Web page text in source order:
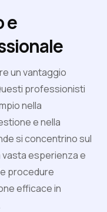
e
un vantaggio
professionisti
nella
e nella
si concentrino sul
esperienza e
procedure
efficace in